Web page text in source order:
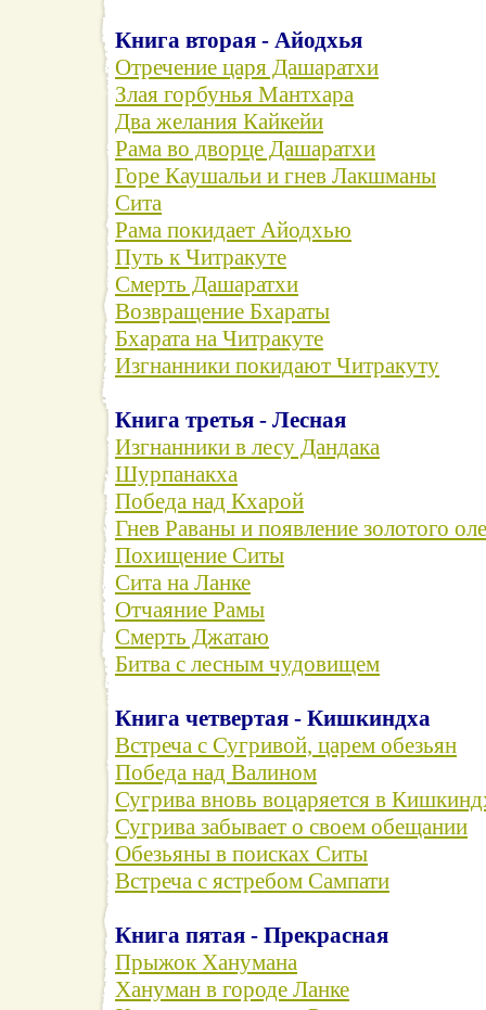
Книга вторая - Айодхья
Отречение царя Дашаратхи
Злая горбунья Мантхара
Два желания Кайкейи
Рама во дворце Дашаратхи
Горе Каушальи и гнев Лакшманы
Сита
Рама покидает Айодхью
Путь к Читракуте
Смерть Дашаратхи
Возвращение Бхараты
Бхарата на Читракуте
Изгнанники покидают Читракуту
Книга третья - Лесная
Изгнанники в лесу Дандака
Шурпанакха
Победа над Кхарой
Гнев Раваны и появление золотого
Похищение Ситы
Сита на Ланке
Отчаяние Рамы
Смерть Джатаю
Битва с лесным чудовищем
Книга четвертая - Кишкиндха
Встреча с Сугривой, царем обезьян
Победа над Валином
Сугрива вновь воцаряется в
Сугрива забывает о своем обещании
Обезьяны в поисках Ситы
Встреча с ястребом Сампати
Книга пятая - Прекрасная
Прыжок Ханумана
Хануман в городе Ланке